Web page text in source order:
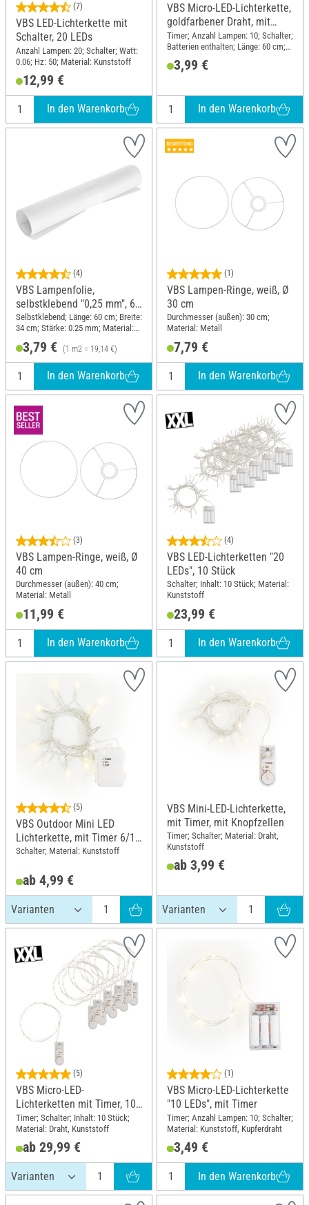
(7)
VBS LED-Lichterkette mit
Schalter, 20 LEDs
Anzahl Lampen: 20; Schalter; Watt:
0.06; Hz: 50; Material: Kunststoff
12,99 €
In den Warenkorb
VBS Micro-LED-Lichterkette,
goldfarbener Draht, mit
Timer 6/18 Std., 10 LEDs
Timer; Anzahl Lampen: 10; Schalter;
Batterien enthalten; Länge: 60 cm;
3,99 €
In den Warenkorb
(4)
VBS Lampenfolie,
selbstklebend "0,25 mm", 60
x 34 cm
Selbstklebend; Länge: 60 cm; Breite:
34 cm; Stärke: 0.25 mm; Material:
3,79 € (1 m2 = 19,14 €)
In den Warenkorb
(1)
VBS Lampen-Ringe, weiß, Ø
30 cm
Durchmesser (außen): 30 cm;
Material: Metall
7,79 €
In den Warenkorb
(3)
VBS Lampen-Ringe, weiß, Ø
40 cm
Durchmesser (außen): 40 cm;
Material: Metall
11,99 €
In den Warenkorb
(4)
VBS LED-Lichterketten "20
LEDs", 10 Stück
Schalter; Inhalt: 10 Stück; Material:
Kunststoff
23,99 €
In den Warenkorb
(5)
VBS Outdoor Mini LED
Lichterkette, mit Timer 6/18
Std.
Schalter; Material: Kunststoff
ab 4,99 €
VBS Mini-LED-Lichterkette,
mit Timer, mit Knopfzellen
Timer; Schalter; Material: Draht,
Kunststoff
ab 3,99 €
(5)
VBS Micro-LED-
Lichterketten mit Timer, 10
Stück
Timer; Schalter; Inhalt: 10 Stück;
Material: Draht, Kunststoff
ab 29,99 €
(1)
VBS Micro-LED-Lichterkette
"10 LEDs", mit Timer
Timer; Anzahl Lampen: 10; Schalter;
Material: Kunststoff, Kupferdraht
3,49 €
In den Warenkorb